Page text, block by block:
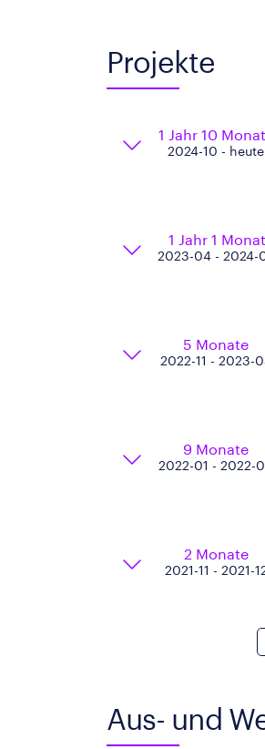
Projekte
1 Jahr 10
2024-10 - heute
1 Jahr 1 Monat
2023-04 - 2024-
5 Monate
2022-11 - 2023-
9 Monate
2022-01 - 2022-
2 Monate
2021-11 - 2021-
Aus- und